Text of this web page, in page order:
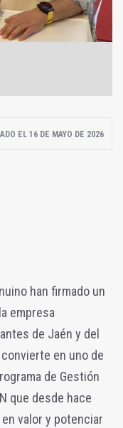
EL 16 DE MAYO DE 2026
han firmado un
empresa
de Jaén y del
en uno de
de Gestión
que desde hace
valor y potenciar